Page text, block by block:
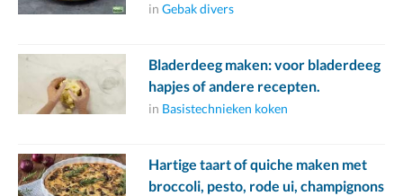
in Gebak divers
Bladerdeeg maken: voor bladerdeeg
hapjes of andere recepten.
in Basistechnieken koken
Hartige taart of quiche maken met
broccoli, pesto, rode ui, champignons